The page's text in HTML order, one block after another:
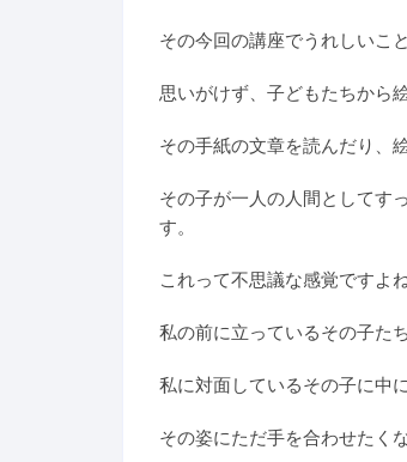
その今回の講座でうれしいこ
思いがけず、子どもたちから
その手紙の文章を読んだり、
その子が一人の人間としてす
す。
これって不思議な感覚ですよね
私の前に立っているその子た
私に対面しているその子に中
その姿にただ手を合わせたく